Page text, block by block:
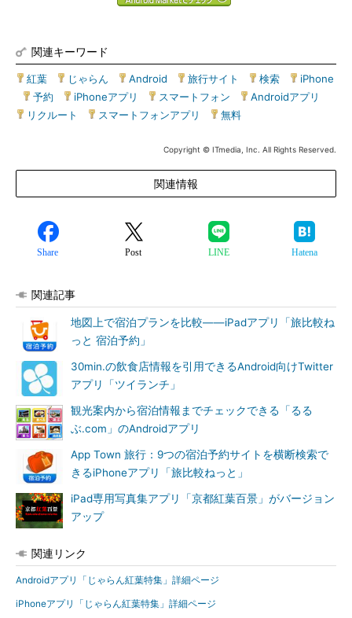
関連キーワード
紅葉 じゃらん Android 旅行サイト 検索
iPhone
予約 iPhoneアプリ スマートフォン Androidアプリ
リクルート
スマートフォンアプリ 無料
Copyright © ITmedia, Inc. All Rights Reserved.
関連情報
Share Post LINE Hatena
関連記事
地図上で宿泊プランを比較――iPadアプリ「旅比較ね
っと 宿泊予約」
30min.の飲食店情報を引用できるAndroid向けTwitter
アプリ「ツイランチ」
観光案内から宿泊情報までチェックできる「るる
ぶ.com」のAndroidアプリ
App Town 旅行：9つの宿泊予約サイトを横断検索で
きるiPhoneアプリ「旅比較ねっと」
iPad専用写真集アプリ「京都紅葉百景」がバージョン
アップ
関連リンク
Androidアプリ「じゃらん紅葉特集」詳細ページ
iPhoneアプリ「じゃらん紅葉特集」詳細ページ